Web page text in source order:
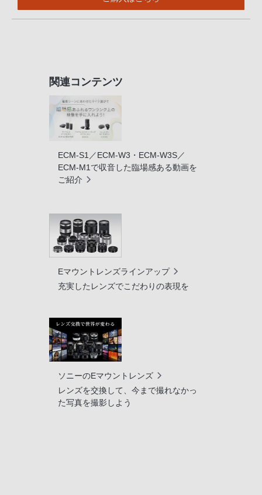
関連コンテンツ
ECM-S1／ECM-W3・ECM-W3S／
ECM-M1で収音した臨場感ある動画を
ご紹介
Eマウントレンズラインアップ
充実したレンズでこだわりの表現を
ソニーのEマウントレンズ
レンズを交換して、今まで撮れなかっ
た写真を撮影しよう